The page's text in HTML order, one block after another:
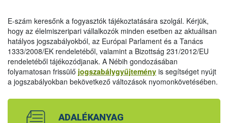
E-szám keresőnk a fogyasztók tájékoztatására szolgál. Kérjük,
hogy az élelmiszeripari vállalkozók minden esetben az aktuálisan
hatályos jogszabályokból, az Európai Parlament és a Tanács
1333/2008/EK rendeletéből, valamint a Bizottság 231/2012/EU
rendeletéből tájékozódjanak. A Nébih gondozásában
folyamatosan frissülő jogszabálygyűjtemény is segítséget nyújt
a jogszabályokban bekövetkező változások nyomonkövetésében.
ADALÉKANYAG